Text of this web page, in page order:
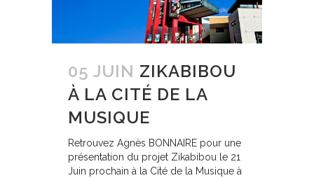
05 JUIN ZIKABIBOU
À LA CITÉ DE LA
MUSIQUE
Retrouvez Agnès BONNAIRE pour une
présentation du projet Zikabibou le 21
Juin prochain à la Cité de la Musique à